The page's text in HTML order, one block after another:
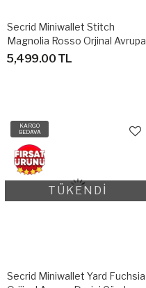
Secrid Miniwallet Stitch
Magnolia Rosso Orjinal Avrupa
Derisi Cüzdan
5,499.00 TL
KARGO
BEDAVA
TÜKENDİ
Secrid Miniwallet Yard Fuchsia